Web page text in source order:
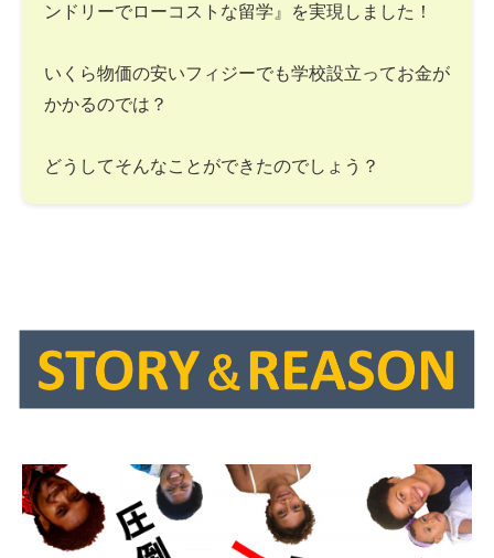
ンドリーでローコストな留学』を実現しました！
いくら物価の安いフィジーでも学校設立ってお金が
かかるのでは？
どうしてそんなことができたのでしょう？